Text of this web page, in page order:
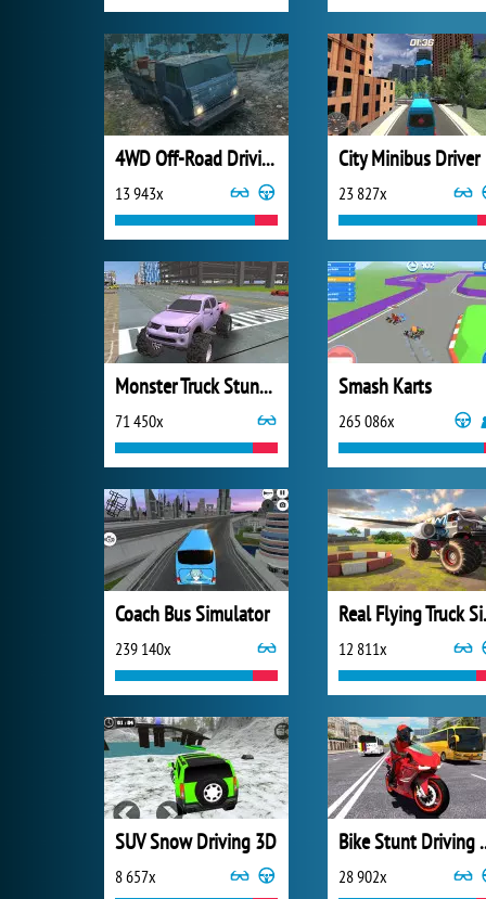
4WD Off-Road Driving Sim
13 943x
City Minibus Driver
23 827x
Monster Truck Stunts Driving Simulator
71 450x
Smash Karts
265 086x
Coach Bus Simulator
239 140x
Real
12 811x
SUV Snow Driving 3D
8 657x
Bike
28 902x